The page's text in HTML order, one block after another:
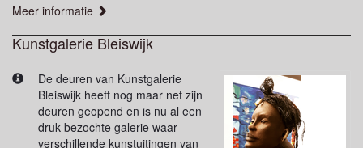
Meer informatie
Kunstgalerie Bleiswijk
De deuren van Kunstgalerie
Bleiswijk heeft nog maar net zijn
deuren geopend en is nu al een
druk bezochte galerie waar
verschillende kunstuitingen van